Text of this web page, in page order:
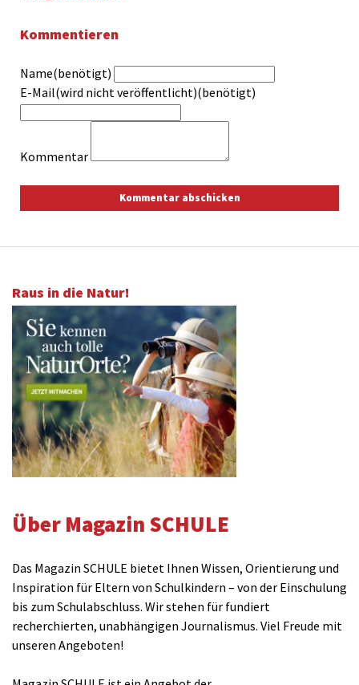
Kommentieren
Name(benötigt)
E-Mail(wird nicht veröffentlicht)(benötigt)
Kommentar
Raus in die Natur!
Über Magazin SCHULE
Das Magazin SCHULE bietet Ihnen Wissen, Orientierung und
Inspiration für Eltern von Schulkindern – von der Einschulung
bis zum Schulabschluss. Wir stehen für fundiert
recherchierten, unabhängigen Journalismus. Viel Freude mit
unseren Angeboten!